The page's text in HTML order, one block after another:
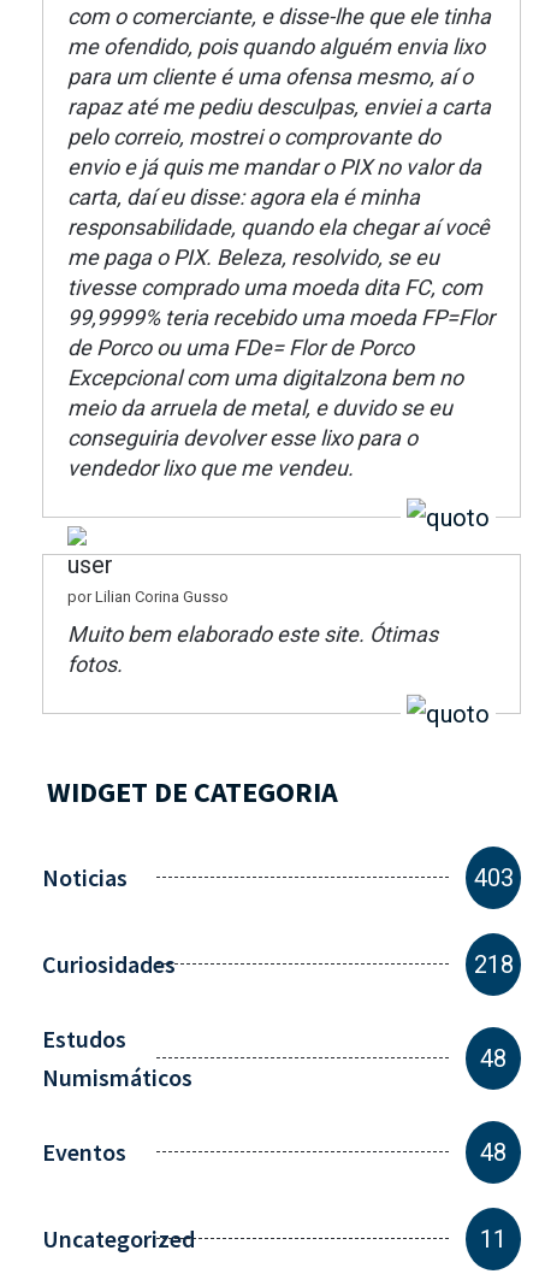
com o comerciante, e disse-lhe que ele tinha
me ofendido, pois quando alguém envia lixo
para um cliente é uma ofensa mesmo, aí o
rapaz até me pediu desculpas, enviei a carta
pelo correio, mostrei o comprovante do
envio e já quis me mandar o PIX no valor da
carta, daí eu disse: agora ela é minha
responsabilidade, quando ela chegar aí você
me paga o PIX. Beleza, resolvido, se eu
tivesse comprado uma moeda dita FC, com
99,9999% teria recebido uma moeda FP=Flor
de Porco ou uma FDe= Flor de Porco
Excepcional com uma digitalzona bem no
meio da arruela de metal, e duvido se eu
conseguiria devolver esse lixo para o
vendedor lixo que me vendeu.
por Lilian Corina Gusso
Muito bem elaborado este site. Ótimas
fotos.
WIDGET DE CATEGORIA
Noticias 403
Curiosidades 218
Estudos
Numismáticos
48
Eventos 48
Uncategorized 11